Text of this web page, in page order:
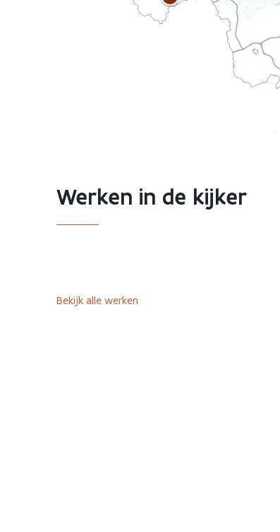
Werken in de kijker
Bekijk alle werken